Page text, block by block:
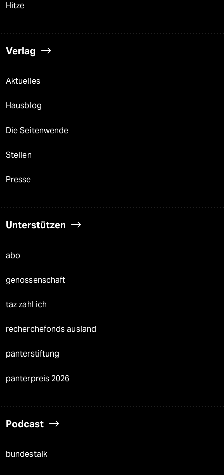
Hitze
Verlag
Aktuelles
Hausblog
Die Seitenwende
Stellen
Presse
Unterstützen
abo
genossenschaft
taz zahl ich
recherchefonds ausland
panterstiftung
panterpreis 2026
Podcast
bundestalk